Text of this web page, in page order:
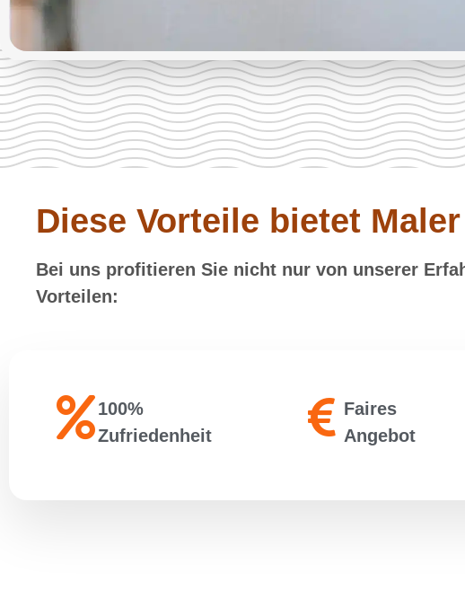
Diese Vorteile bietet
Bei uns profitieren Sie nicht nur von unserer
Vorteilen:
100%
Zufriedenheit
Faires
Angebot